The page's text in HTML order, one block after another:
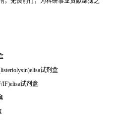
试剂盒
试剂盒